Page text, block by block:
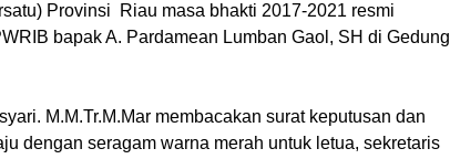
Provinsi Riau masa bhakti 2017-2021 resmi
bapak A. Pardamean Lumban Gaol, SH di Gedung
M.M.Tr.M.Mar membacakan surat keputusan dan
dengan seragam warna merah untuk letua, sekretaris